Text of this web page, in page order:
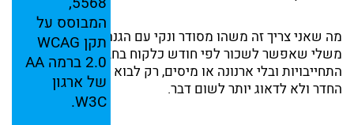
המבוסס על
תקן WCAG
2.0 ברמה AA
של ארגון
W3C.
מה שאני צריך זה משהו מסודר ונקי עם הגנה וביטוח חדר
משלי שאפשר לשכור לפי חודש כלקוח בחברה, בלי
התחייבויות ובלי ארנונה או מיסים, רק לבוא לאחסן לנעול את
החדר ולא לדאוג יותר לשום דבר.